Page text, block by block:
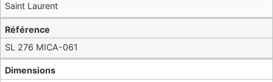
Référence
SL 276 MICA-061
Dimensions
Saint Laurent